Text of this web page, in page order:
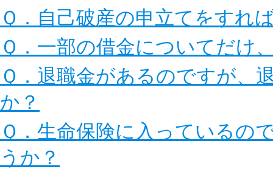
Ｑ．自己破産の申立てをすれ
Ｑ．一部の借金についてだけ
Ｑ．退職金があるのですが、
か？
Ｑ．生命保険に入っているの
うか？